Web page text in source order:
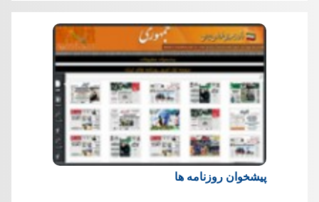
پیشخوان روزنامه ها